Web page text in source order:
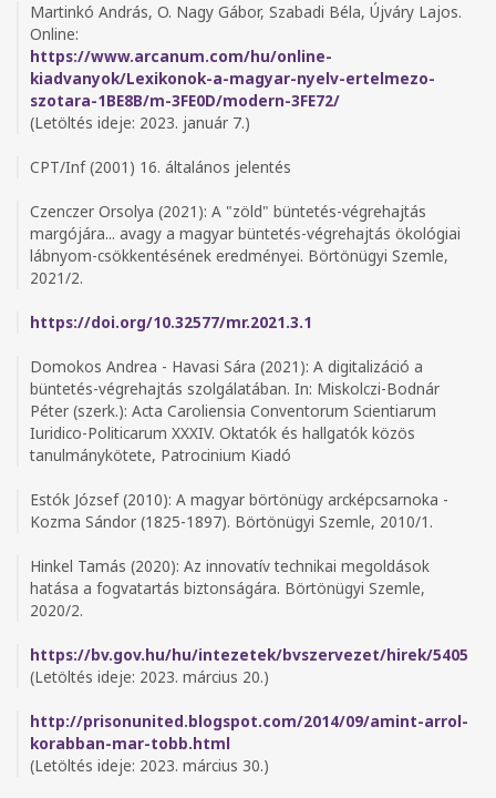
Martinkó András, O. Nagy Gábor, Szabadi Béla, Újváry Lajos.
Online:
https://www.arcanum.com/hu/online-
kiadvanyok/Lexikonok-a-magyar-nyelv-ertelmezo-
szotara-1BE8B/m-3FE0D/modern-3FE72/
(Letöltés ideje: 2023. január 7.)
CPT/Inf (2001) 16. általános jelentés
Czenczer Orsolya (2021): A "zöld" büntetés-végrehajtás
margójára... avagy a magyar büntetés-végrehajtás ökológiai
lábnyom-csökkentésének eredményei. Börtönügyi Szemle,
2021/2.
https://doi.org/10.32577/mr.2021.3.1
Domokos Andrea - Havasi Sára (2021): A digitalizáció a
büntetés-végrehajtás szolgálatában. In: Miskolczi-Bodnár
Péter (szerk.): Acta Caroliensia Conventorum Scientiarum
Iuridico-Politicarum XXXIV. Oktatók és hallgatók közös
tanulmánykötete, Patrocinium Kiadó
Estók József (2010): A magyar börtönügy arcképcsarnoka -
Kozma Sándor (1825-1897). Börtönügyi Szemle, 2010/1.
Hinkel Tamás (2020): Az innovatív technikai megoldások
hatása a fogvatartás biztonságára. Börtönügyi Szemle,
2020/2.
https://bv.gov.hu/hu/intezetek/bvszervezet/hirek/5405
(Letöltés ideje: 2023. március 20.)
http://prisonunited.blogspot.com/2014/09/amint-arrol-
korabban-mar-tobb.html
(Letöltés ideje: 2023. március 30.)